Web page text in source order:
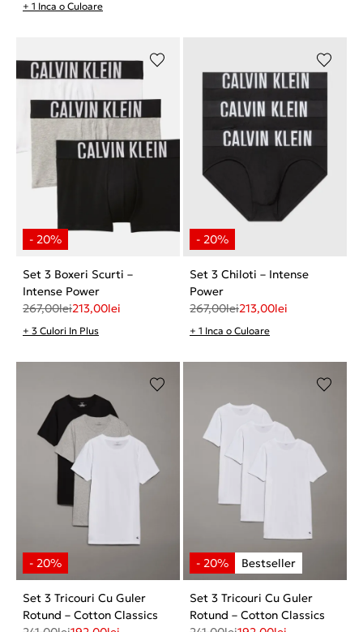
+ 1 Inca o Culoare
Set 3 Boxeri Scurti –
Intense Power
267,00lei213,00lei
+ 3 Culori In Plus
Set 3 Chiloti – Intense
Power
267,00lei213,00lei
+ 1 Inca o Culoare
Set 3 Tricouri Cu Guler
Rotund – Cotton Classics
Set 3 Tricouri Cu Guler
Rotund – Cotton Classics